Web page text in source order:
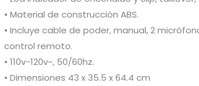
• Material de construcción ABS.
• Incluye cable de poder, manual, 2
control remoto.
• 110v-120v~, 50/60hz.
• Dimensiones 43 x 35.5 x 64.4 cm